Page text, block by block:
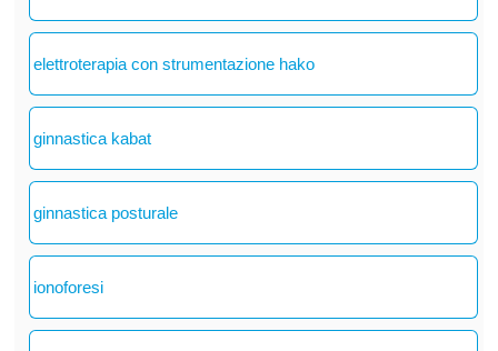
elettroterapia con strumentazione hako
ginnastica kabat
ginnastica posturale
ionoforesi